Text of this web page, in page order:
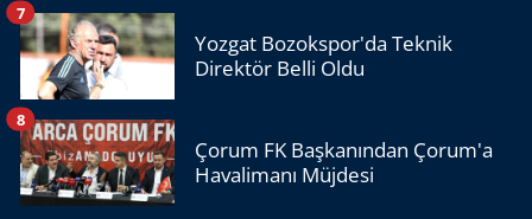
Yozgat Bozokspor'da Teknik
Direktör Belli Oldu
7
Çorum FK Başkanından Çorum'a
Havalimanı Müjdesi
8